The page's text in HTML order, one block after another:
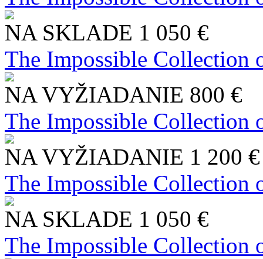
NA SKLADE 1 050 €
The Impossible Collection
NA VYŽIADANIE 800 €
The Impossible Collection
NA VYŽIADANIE 1 200 €
The Impossible Collection
NA SKLADE 1 050 €
The Impossible Collection